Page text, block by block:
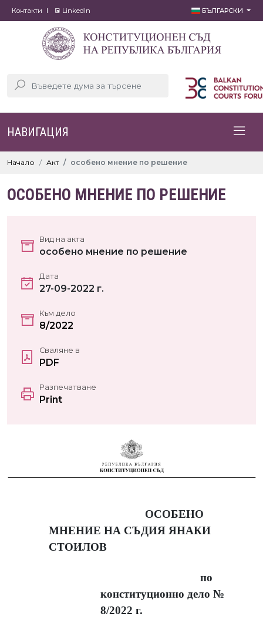
Контакти LinkedIn БЪЛГАРСКИ
НАВИГАЦИЯ
Начало Акт особено мнение по решение
ОСОБЕНО МНЕНИЕ ПО РЕШЕНИЕ
Вид на акта
особено мнение по решение
Дата
27-09-2022 г.
Към дело
8/2022
Сваляне в
PDF
Разпечатване
Print
ОСОБЕНО
МНЕНИЕ НА СЪДИЯ ЯНАКИ
СТОИЛОВ
по
конституционно дело №
8/2022 г.